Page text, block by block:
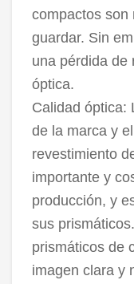
compactos son
guardar. Sin
una pérdida de
óptica.
Calidad óptica:
de la marca y
revestimiento
importante y
producción, y
sus
prismáticos de
imagen clara y